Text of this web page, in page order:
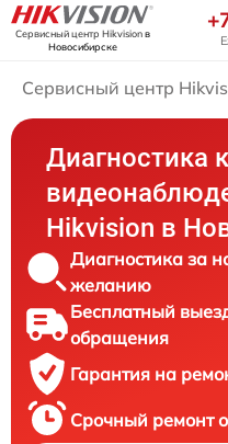
Сервисный центр Hikvisionв
Новосибирске
Сервисный центр
Диагностика
Hikvision в
Диагностика за
желанию
Бесплатный
обращения
Гарантия на
Срочный ремонт